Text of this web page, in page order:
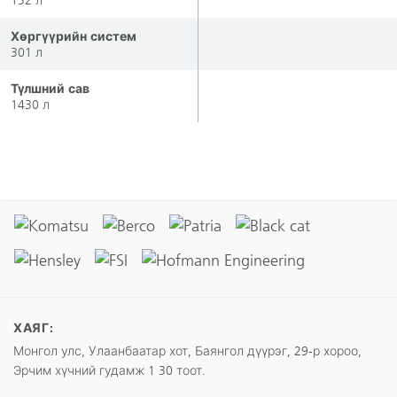
Хөргүүрийн систем
301 л
Түлшний сав
1430 л
ХАЯГ:
Монгол улс, Улаанбаатар хот, Баянгол дүүрэг, 29-р хороо,
Эрчим хүчний гудамж 1 30 тоот.